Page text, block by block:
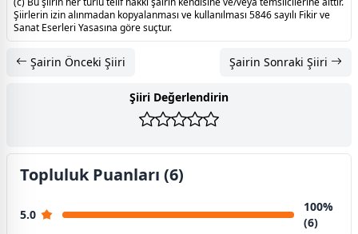
Şiirlerin izin alınmadan kopyalanması ve kullanılması 5846 sayılı Fikir ve
Sanat Eserleri Yasasına göre suçtur.
Şairin Önceki Şiiri Şairin Sonraki Şiiri
Şiiri Değerlendirin
Topluluk Puanları (6)
5.0
100%
(6)